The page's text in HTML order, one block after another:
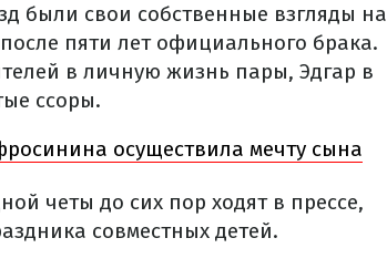
были свои собственные взгляды на
пяти лет официального брака.
в личную жизнь пары, Эдгар в
ссоры.
осуществила мечту сына
четы до сих пор ходят в прессе,
совместных детей.